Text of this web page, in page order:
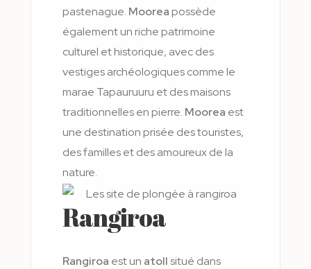
pastenague. Mooreapossède
également un riche patrimoine
culturel et historique, avec des
vestiges archéologiques comme le
marae Tapauruuru et des maisons
traditionnelles en pierre. Moorea est
une destination prisée des touristes,
des familles et des amoureux de la
nature.
Rangiroa
Rangiroa est un atollsitué dans